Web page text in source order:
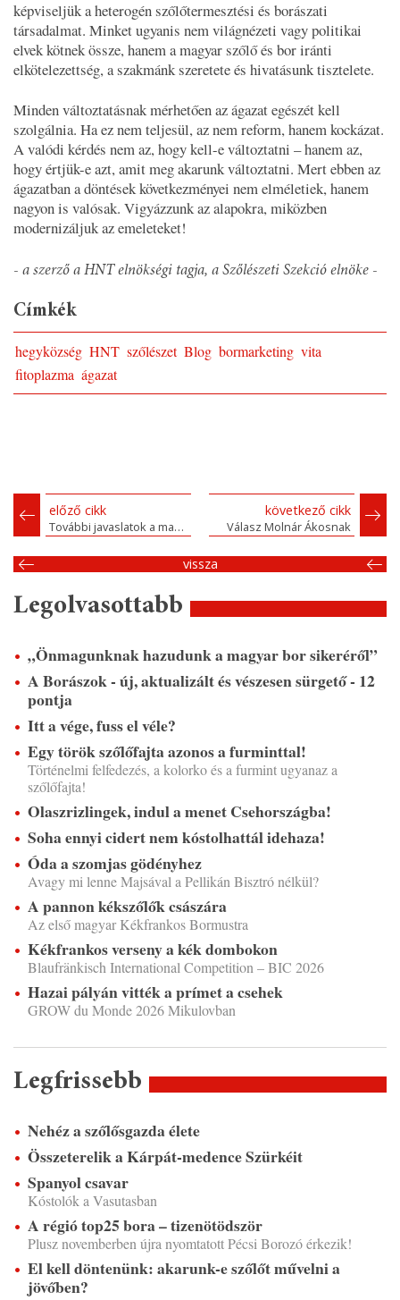
képviseljük a heterogén szőlőtermesztési és borászati
társadalmat. Minket ugyanis nem világnézeti vagy politikai
elvek kötnek össze, hanem a magyar szőlő és bor iránti
elkötelezettség, a szakmánk szeretete és hivatásunk tisztelete.
Minden változtatásnak mérhetően az ágazat egészét kell
szolgálnia. Ha ez nem teljesül, az nem reform, hanem kockázat.
A valódi kérdés nem az, hogy kell-e változtatni – hanem az,
hogy értjük-e azt, amit meg akarunk változtatni. Mert ebben az
ágazatban a döntések következményei nem elméletiek, hanem
nagyon is valósak. Vigyázzunk az alapokra, miközben
modernizáljuk az emeleteket!
- a szerző a HNT elnökségi tagja, a Szőlészeti Szekció elnöke -
Címkék
hegyközség HNT szőlészet Blog bormarketing vita
fitoplazma ágazat
előző cikk
További javaslatok a magyar bor ügyéhez
következő cikk
Válasz Molnár Ákosnak
vissza
Legolvasottabb
„Önmagunknak hazudunk a magyar bor sikeréről”
A Borászok - új, aktualizált és vészesen sürgető - 12
pontja
Itt a vége, fuss el véle?
Egy török szőlőfajta azonos a furminttal!
Történelmi felfedezés, a kolorko és a furmint ugyanaz a
szőlőfajta!
Olaszrizlingek, indul a menet Csehországba!
Soha ennyi cidert nem kóstolhattál idehaza!
Óda a szomjas gödényhez
Avagy mi lenne Majsával a Pellikán Bisztró nélkül?
A pannon kékszőlők császára
Az első magyar Kékfrankos Bormustra
Kékfrankos verseny a kék dombokon
Blaufränkisch International Competition – BIC 2026
Hazai pályán vitték a prímet a csehek
GROW du Monde 2026 Mikulovban
Legfrissebb
Nehéz a szőlősgazda élete
Összeterelik a Kárpát-medence Szürkéit
Spanyol csavar
Kóstolók a Vasutasban
A régió top25 bora – tizenötödször
Plusz novemberben újra nyomtatott Pécsi Borozó érkezik!
El kell döntenünk: akarunk-e szőlőt művelni a
jövőben?